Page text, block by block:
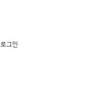
로그인